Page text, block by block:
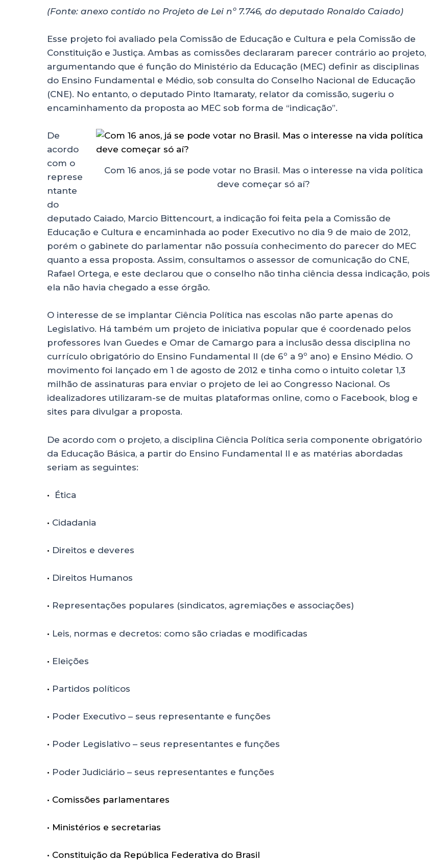
(Fonte: anexo contido no Projeto de Lei nº 7.746, do deputado Ronaldo Caiado)
Esse projeto foi avaliado pela Comissão de Educação e Cultura e pela Comissão de
Constituição e Justiça. Ambas as comissões declararam parecer contrário ao projeto,
argumentando que é função do Ministério da Educação (MEC) definir as disciplinas
do Ensino Fundamental e Médio, sob consulta do Conselho Nacional de Educação
(CNE). No entanto, o deputado Pinto Itamaraty, relator da comissão, sugeriu o
encaminhamento da proposta ao MEC sob forma de “indicação”.
Com 16 anos, já se pode votar no Brasil. Mas o interesse na vida política
deve começar só aí?
De
acordo
com o
represe
ntante
do
deputado Caiado, Marcio Bittencourt, a indicação foi feita pela a Comissão de
Educação e Cultura e encaminhada ao poder Executivo no dia 9 de maio de 2012,
porém o gabinete do parlamentar não possuía conhecimento do parecer do MEC
quanto a essa proposta. Assim, consultamos o assessor de comunicação do CNE,
Rafael Ortega, e este declarou que o conselho não tinha ciência dessa indicação, pois
ela não havia chegado a esse órgão.
O interesse de se implantar Ciência Política nas escolas não parte apenas do
Legislativo. Há também um projeto de iniciativa popular que é coordenado pelos
professores Ivan Guedes e Omar de Camargo para a inclusão dessa disciplina no
currículo obrigatório do Ensino Fundamental II (de 6º a 9º ano) e Ensino Médio. O
movimento foi lançado em 1 de agosto de 2012 e tinha como o intuito coletar 1,3
milhão de assinaturas para enviar o projeto de lei ao Congresso Nacional. Os
idealizadores utilizaram-se de muitas plataformas online, como o Facebook, blog e
sites para divulgar a proposta.
De acordo com o projeto, a disciplina Ciência Política seria componente obrigatório
da Educação Básica, a partir do Ensino Fundamental II e as matérias abordadas
seriam as seguintes:
• Ética
• Cidadania
• Direitos e deveres
• Direitos Humanos
• Representações populares (sindicatos, agremiações e associações)
• Leis, normas e decretos: como são criadas e modificadas
• Eleições
• Partidos políticos
• Poder Executivo – seus representante e funções
• Poder Legislativo – seus representantes e funções
• Poder Judiciário – seus representantes e funções
• Comissões parlamentares
• Ministérios e secretarias
• Constituição da República Federativa do Brasil